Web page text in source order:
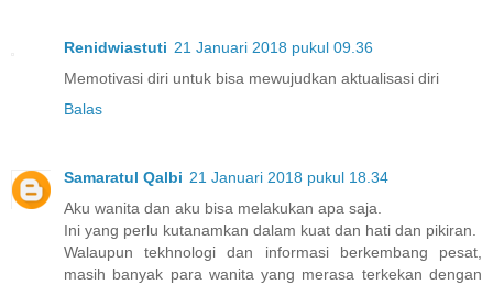
Renidwiastuti 21 Januari 2018 pukul 09.36
Memotivasi diri untuk bisa mewujudkan aktualisasi diri
Balas
Samaratul Qalbi 21 Januari 2018 pukul 18.34
Aku wanita dan aku bisa melakukan apa saja.
Ini yang perlu kutanamkan dalam kuat dan hati dan pikiran.
Walaupun tekhnologi dan informasi berkembang pesat,
masih banyak para wanita yang merasa terkekan dengan